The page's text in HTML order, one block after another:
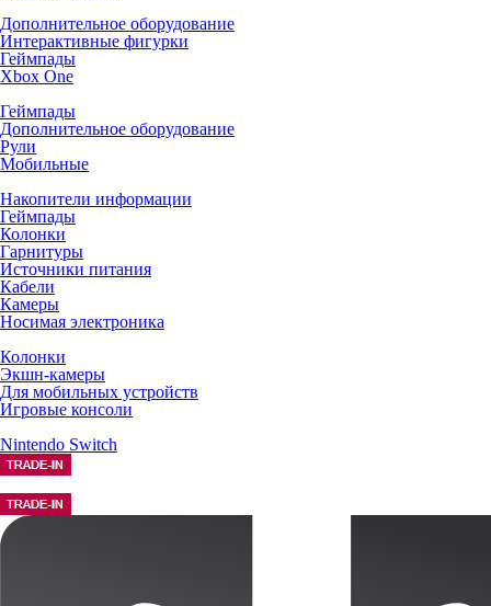
Дополнительное оборудование
Интерактивные фигурки
Геймпады
Xbox One
Геймпады
Дополнительное оборудование
Рули
Мобильные
Накопители информации
Геймпады
Колонки
Гарнитуры
Источники питания
Кабели
Камеры
Носимая электроника
Колонки
Экшн-камеры
Для мобильных устройств
Игровые консоли
Nintendo Switch